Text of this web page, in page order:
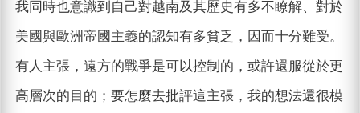
我同時也意識到自己對越南及其歷史有多不瞭解、對於
美國與歐洲帝國主義的認知有多貧乏，因而十分難受。
有人主張，遠方的戰爭是可以控制的，或許還服從於更
高層次的目的；要怎麼去批評這主張，我的想法還很模